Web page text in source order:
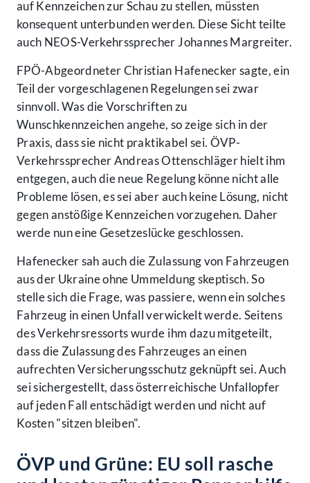
auf Kennzeichen zur Schau zu stellen, müssten
konsequent unterbunden werden. Diese Sicht teilte
auch NEOS-Verkehrssprecher Johannes Margreiter.
FPÖ-Abgeordneter Christian Hafenecker sagte, ein
Teil der vorgeschlagenen Regelungen sei zwar
sinnvoll. Was die Vorschriften zu
Wunschkennzeichen angehe, so zeige sich in der
Praxis, dass sie nicht praktikabel sei. ÖVP-
Verkehrssprecher Andreas Ottenschläger hielt ihm
entgegen, auch die neue Regelung könne nicht alle
Probleme lösen, es sei aber auch keine Lösung, nicht
gegen anstößige Kennzeichen vorzugehen. Daher
werde nun eine Gesetzeslücke geschlossen.
Hafenecker sah auch die Zulassung von Fahrzeugen
aus der Ukraine ohne Ummeldung skeptisch. So
stelle sich die Frage, was passiere, wenn ein solches
Fahrzeug in einen Unfall verwickelt werde. Seitens
des Verkehrsressorts wurde ihm dazu mitgeteilt,
dass die Zulassung des Fahrzeuges an einen
aufrechten Versicherungsschutz geknüpft sei. Auch
sei sichergestellt, dass österreichische Unfallopfer
auf jeden Fall entschädigt werden und nicht auf
Kosten "sitzen bleiben".
ÖVP und Grüne: EU soll rasche